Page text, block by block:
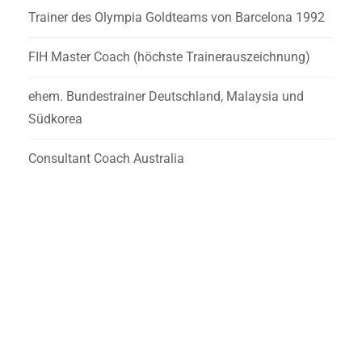
Trainer des Olympia Goldteams von Barcelona 1992
FIH Master Coach (höchste Trainerauszeichnung)
ehem. Bundestrainer Deutschland, Malaysia und
Südkorea
Consultant Coach Australia